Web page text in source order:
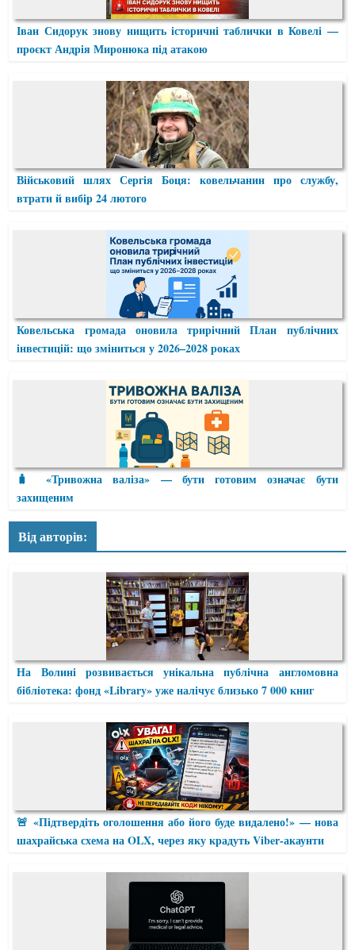
Іван Сидорук знову нищить історичні таблички в Ковелі —
проєкт Андрія Миронюка під атакою
Військовий шлях Сергія Боця: ковельчанин про службу,
втрати й вибір 24 лютого
Ковельська громада оновила трирічний План публічних
інвестицій: що зміниться у 2026–2028 роках
🧳 «Тривожна валіза» — бути готовим означає бути
захищеним
Від авторів:
На Волині розвивається унікальна публічна англомовна
бібліотека: фонд «Library» уже налічує близько 7 000 книг
🚨 «Підтвердіть оголошення або його буде видалено!» — нова
шахрайська схема на OLX, через яку крадуть Viber-акаунти